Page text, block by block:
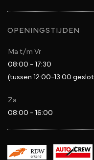
OPENINGSTIJDEN
Ma t/m Vr
08:00 - 17:30
(tussen 12:00-13:00
Za
08:00 - 16:00